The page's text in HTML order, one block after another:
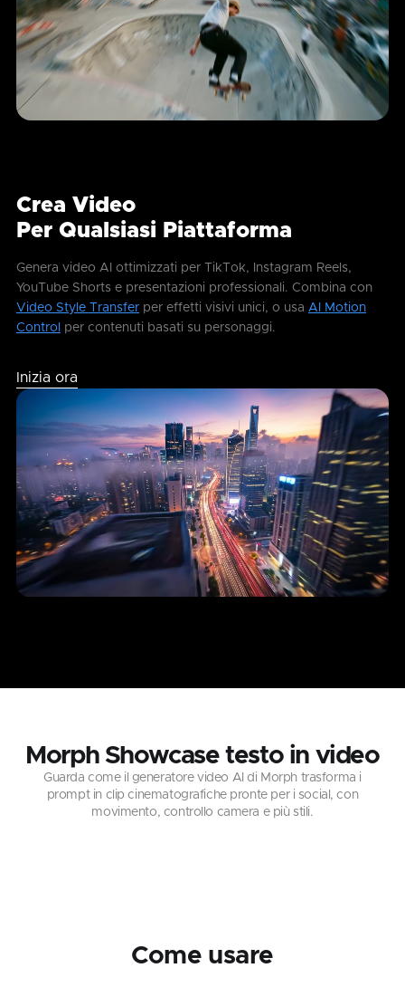
Crea Video
Per Qualsiasi Piattaforma
Genera video AI ottimizzati per TikTok, Instagram Reels,
YouTube Shorts e presentazioni professionali. Combina con
Video Style Transfer per effetti visivi unici, o usa AI Motion
Control
per contenuti basati su personaggi.
Inizia ora
Morph Showcase testo in video
Guarda come il generatore video AI di Morph trasforma i
prompt in clip cinematografiche pronte per i social, con
movimento, controllo camera e più stili.
Come usare